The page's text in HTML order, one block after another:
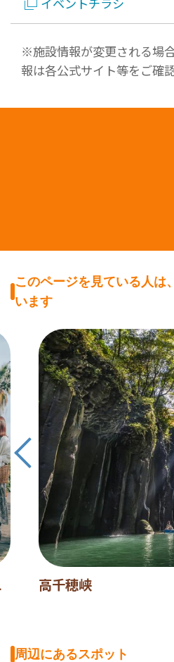
※施設情報が変更される場
報は各公式サイト等をご確
このページを見ている人は
います
高千穂峡
周辺にあるスポット